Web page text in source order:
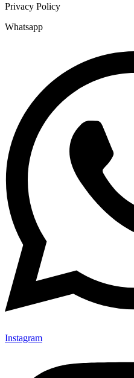
Privacy Policy
Whatsapp
Instagram